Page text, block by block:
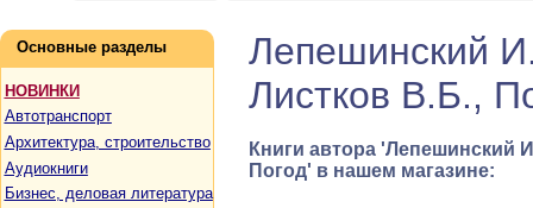
Основные разделы
НОВИНКИ
Автотранспорт
Архитектура, строительство
Аудиокниги
Бизнес, деловая литература
Лепешинский
Листков В.Б.,
Книги автора 'Лепешинский
Погод' в нашем магазине: